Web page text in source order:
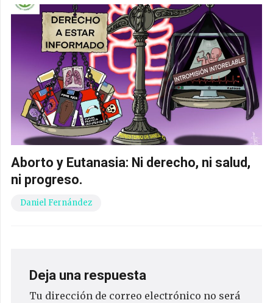
Aborto y Eutanasia: Ni derecho, ni salud,
ni progreso.
Daniel Fernández
Deja una respuesta
Tu dirección de correo electrónico no será